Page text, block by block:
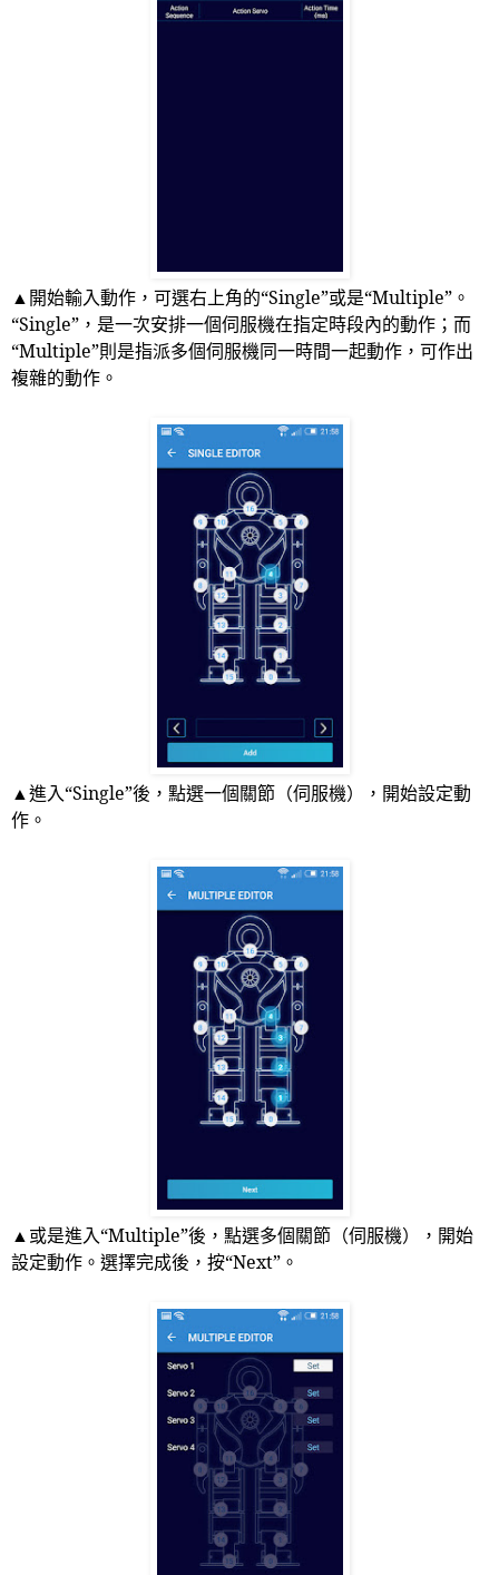
▲開始輸入動作，可選右上角的“Single”或是“Multiple”。
“Single”，是一次安排一個伺服機在指定時段內的動作；而
“Multiple”則是指派多個伺服機同一時間一起動作，可作出
複雜的動作。
▲進入“Single”後，點選一個關節（伺服機），開始設定動
作。
▲或是進入“Multiple”後，點選多個關節（伺服機），開始
設定動作。選擇完成後，按“Next”。